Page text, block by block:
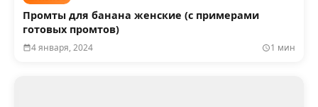
Промты для банана женские (с примерами
готовых промтов)
4 января, 2024 1 мин